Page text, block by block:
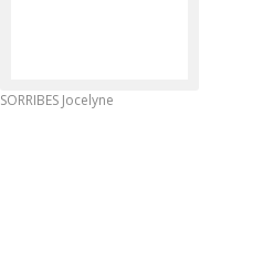
SORRIBES Jocelyne